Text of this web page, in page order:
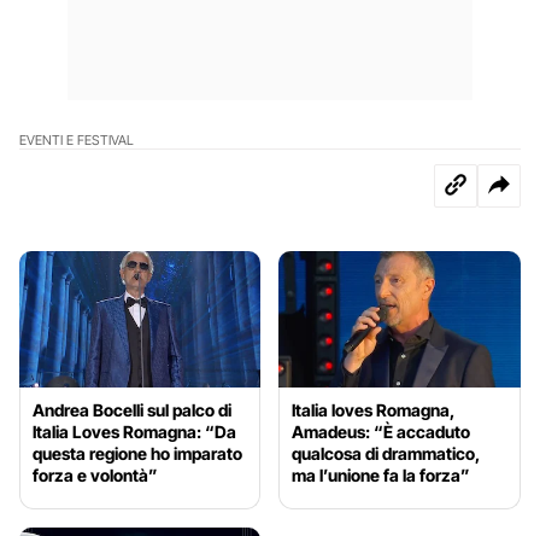
EVENTI E FESTIVAL
Andrea Bocelli sul palco di
Italia Loves Romagna: “Da
questa regione ho imparato
forza e volontà”
Italia loves Romagna,
Amadeus: “È accaduto
qualcosa di drammatico,
ma l’unione fa la forza”